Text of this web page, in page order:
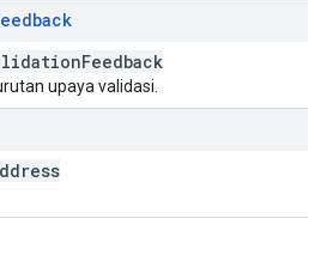
Feedback
upaya validasi.